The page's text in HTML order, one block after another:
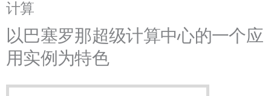
计算
以巴塞罗那超级计算中心的一个应
用实例为特色